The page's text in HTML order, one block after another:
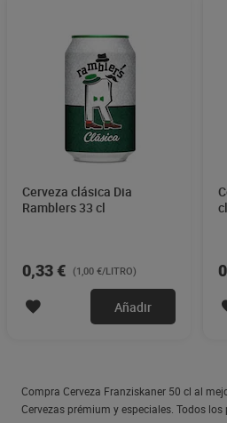
Cerveza clásica Dia
Ramblers 33 cl
0,33 € (1,00 €/LITRO)
Añadir
cl
Compra Cerveza Franziskaner 50 cl al
Cervezas prémium y especiales. Todos